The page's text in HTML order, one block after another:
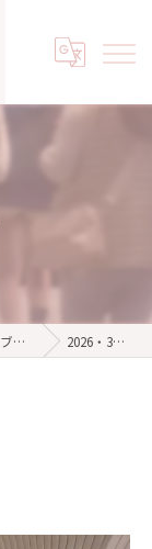
ブログ 2026・3・24